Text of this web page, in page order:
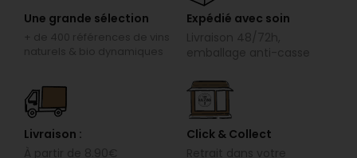
Une grande sélection
Expédié avec soin
Livraison :
Click & Collect